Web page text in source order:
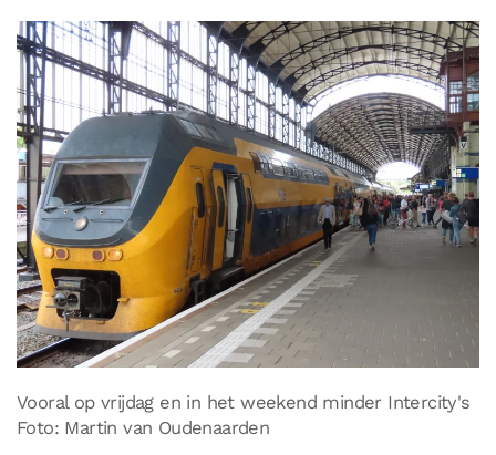
Vooral op vrijdag en in het weekend minder Intercity's
Foto: Martin van Oudenaarden